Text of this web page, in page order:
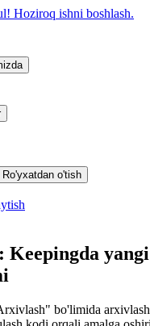
Hoziroq ishni boshlash.
Ro'yxatdan o'tish
Keepingda
bo'limida arxivlash